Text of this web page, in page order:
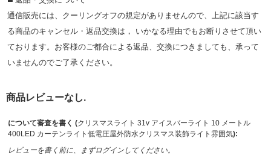
通信販売には、クーリングオフの規定がありませんので、上記に該当す
る商品のキャンセル・返品交換は， いかなる理由でもお断りさせて頂い
ております。お客様のご都合による返品、交換につきましても、承って
いませんのでご了承ください。
商品レビューなし.
について審査を書く (クリスマスライト 31v アイスバーライト 10 メートル
400LED カーテンライト低電圧屋外防水クリスマス装飾ライト雰囲気):
レビューを書く前に、まずログインしてください。